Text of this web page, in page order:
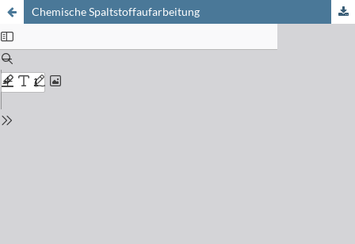
Chemische Spaltstoffaufarbeitung